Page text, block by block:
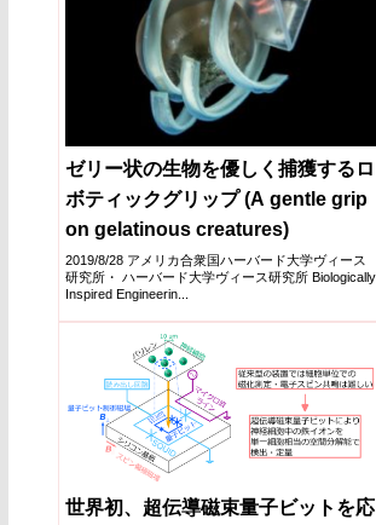
ゼリー状の生物を優しく捕獲するロ
ボティックグリップ (A gentle grip
on gelatinous creatures)
2019/8/28 アメリカ合衆国ハーバード大学ヴィース
研究所・ ハーバード大学ヴィース研究所 Biologically
Inspired Engineerin...
世界初、超伝導磁束量子ビットを応